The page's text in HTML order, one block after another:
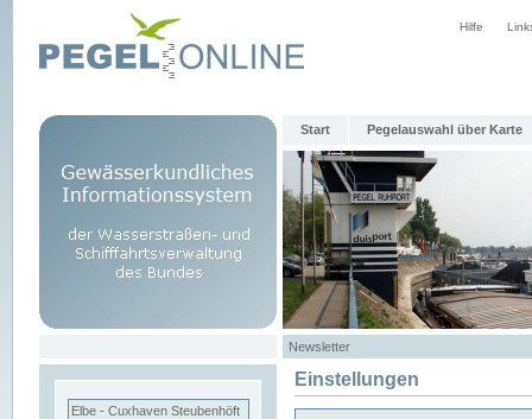
Hilfe
Start Pegelauswahl über Karte
Newsletter
Elbe - Cuxhaven Steubenhöft
Einstellungen